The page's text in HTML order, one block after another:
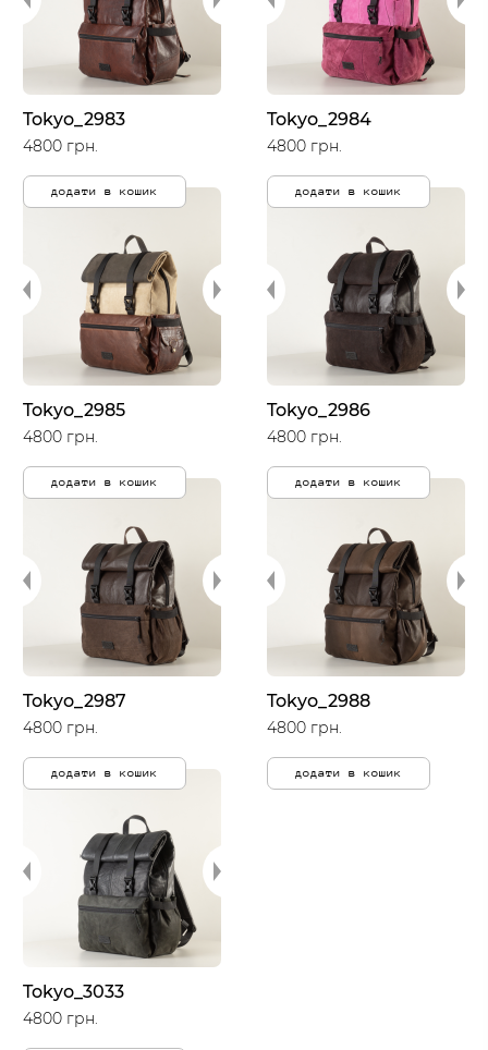
Tokyo_2983
4800 грн.
додати в кошик
Tokyo_2984
4800 грн.
додати в кошик
Tokyo_2985
4800 грн.
додати в кошик
Tokyo_2986
4800 грн.
додати в кошик
Tokyo_2987
4800 грн.
додати в кошик
Tokyo_2988
4800 грн.
додати в кошик
Tokyo_3033
4800 грн.